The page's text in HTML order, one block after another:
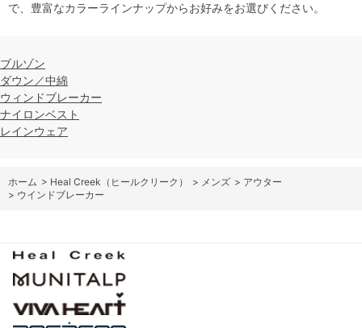
で、豊富なカラーラインナップからお好みをお選びください。
ブルゾン
ダウン／中綿
ウィンドブレーカー
ナイロンベスト
レインウェア
ホーム > Heal Creek（ヒールクリーク） > メンズ > アウター
> ウインドブレーカー